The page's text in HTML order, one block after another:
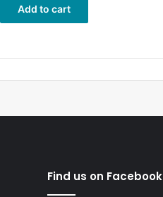
Add to cart
Find us on Facebook